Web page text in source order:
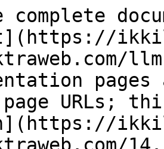
complete
URLs;